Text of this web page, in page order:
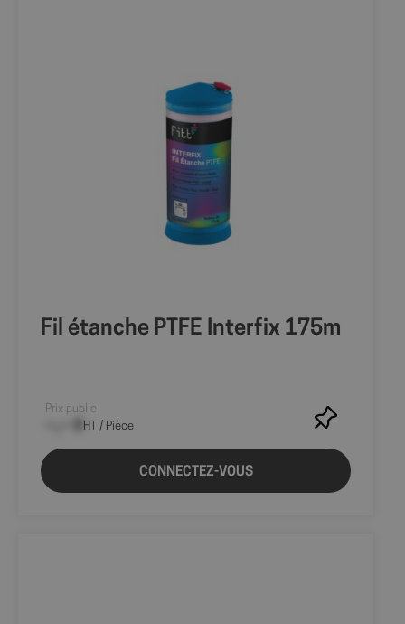
Fil étanche PTFE Interfix 175m
Prix public
HT / Pièce
CONNECTEZ-VOUS